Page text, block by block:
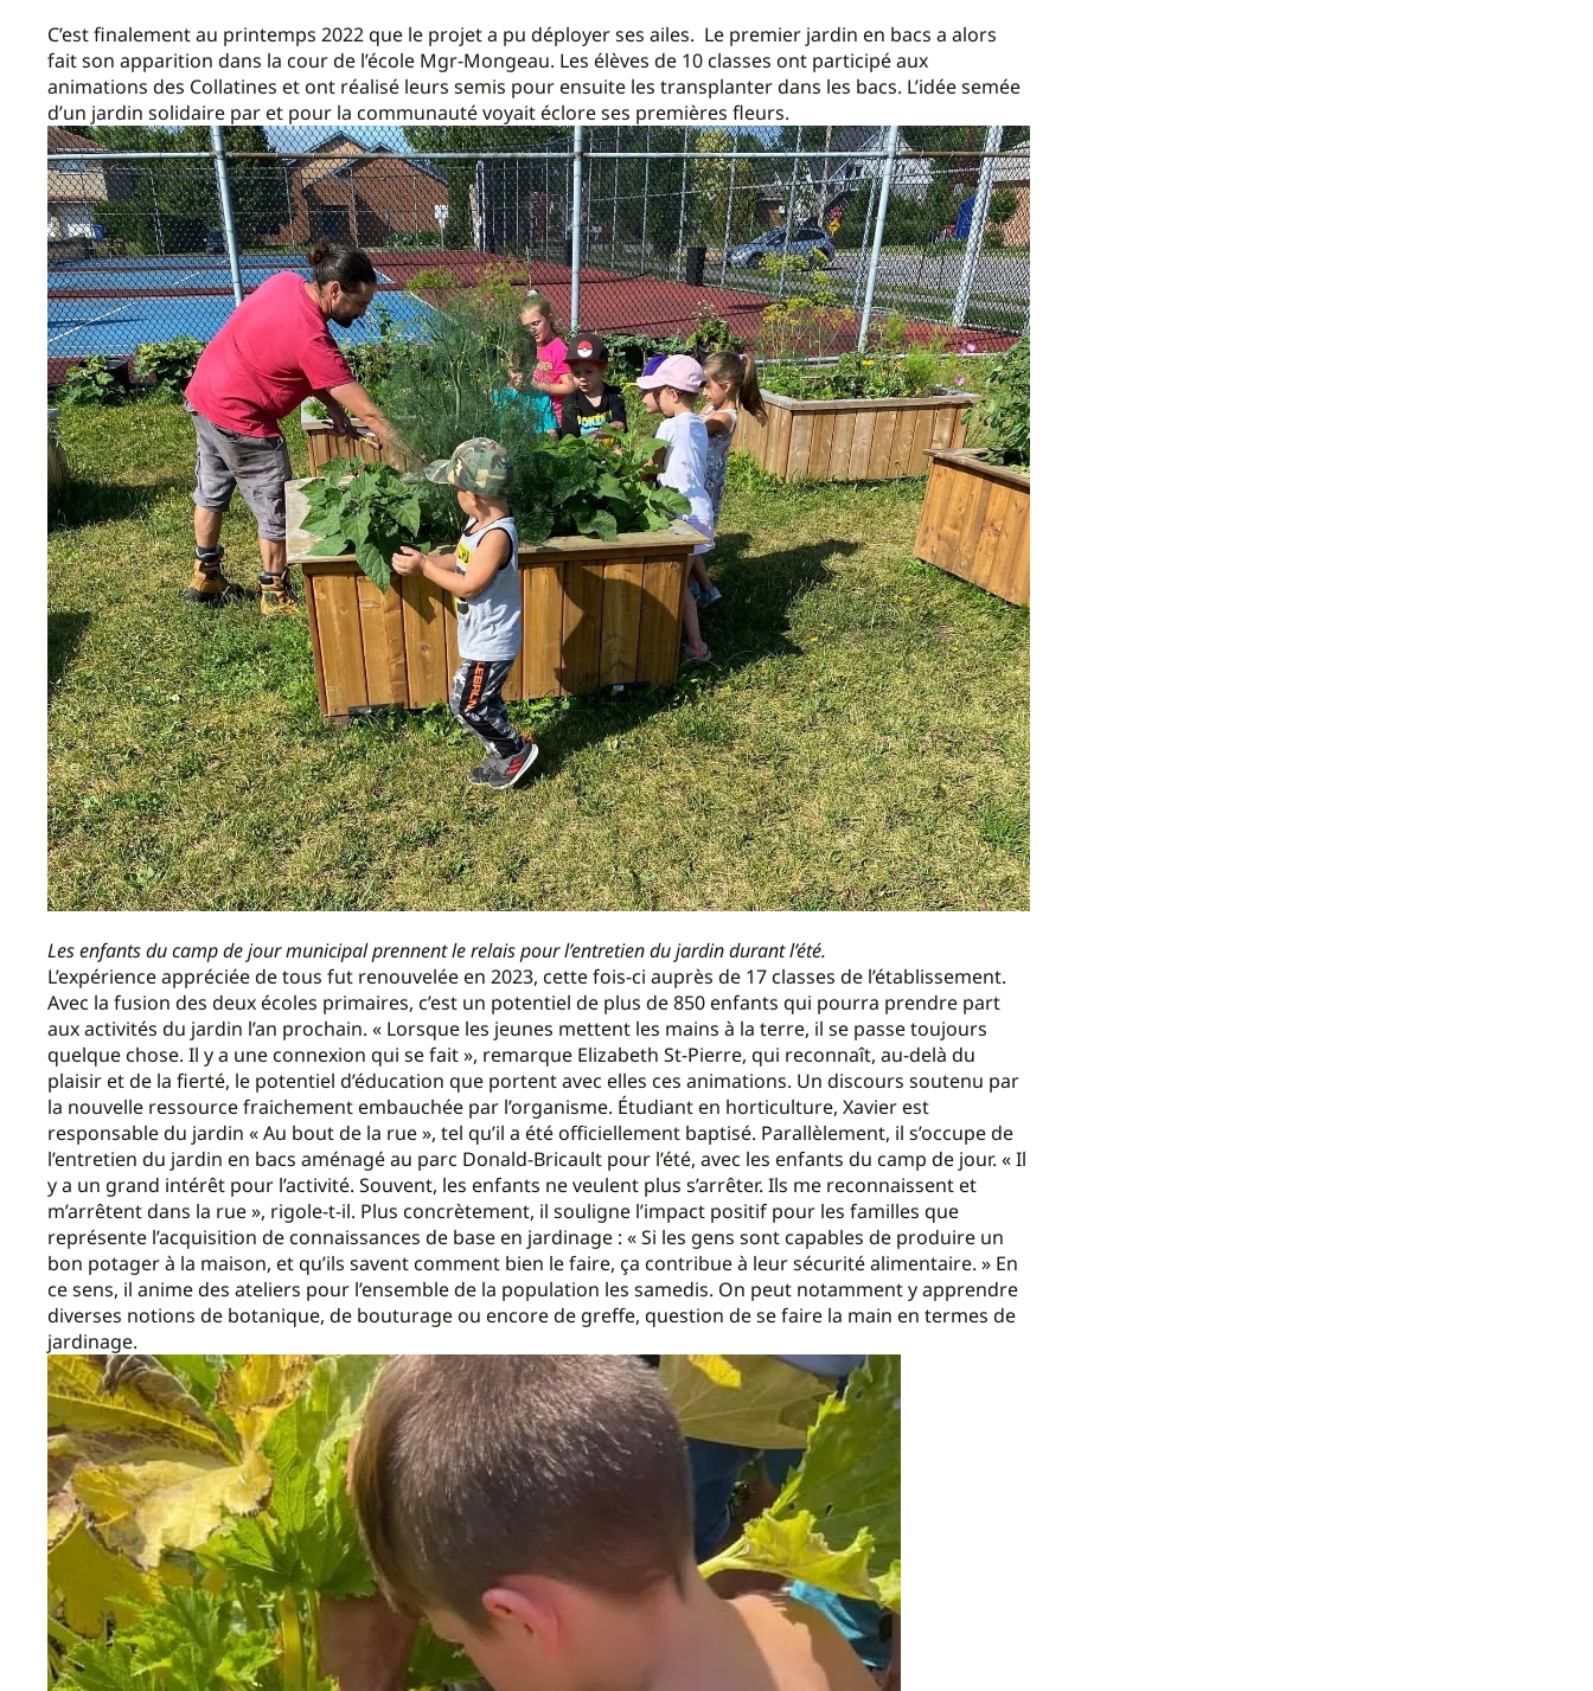
C’est finalement au printemps 2022 que le projet a pu déployer ses ailes. Le premier jardin en bacs a alors
fait son apparition dans la cour de l’école Mgr-Mongeau. Les élèves de 10 classes ont participé aux
animations des Collatines et ont réalisé leurs semis pour ensuite les transplanter dans les bacs. L’idée semée
d’un jardin solidaire par et pour la communauté voyait éclore ses premières fleurs.
Les enfants du camp de jour municipal prennent le relais pour l’entretien du jardin durant l’été.
L’expérience appréciée de tous fut renouvelée en 2023, cette fois-ci auprès de 17 classes de l’établissement.
Avec la fusion des deux écoles primaires, c’est un potentiel de plus de 850 enfants qui pourra prendre part
aux activités du jardin l’an prochain. « Lorsque les jeunes mettent les mains à la terre, il se passe toujours
quelque chose. Il y a une connexion qui se fait », remarque Elizabeth St-Pierre, qui reconnaît, au-delà du
plaisir et de la fierté, le potentiel d’éducation que portent avec elles ces animations. Un discours soutenu par
la nouvelle ressource fraichement embauchée par l’organisme. Étudiant en horticulture, Xavier est
responsable du jardin « Au bout de la rue », tel qu’il a été officiellement baptisé. Parallèlement, il s’occupe de
l’entretien du jardin en bacs aménagé au parc Donald-Bricault pour l’été, avec les enfants du camp de jour. « Il
y a un grand intérêt pour l’activité. Souvent, les enfants ne veulent plus s’arrêter. Ils me reconnaissent et
m’arrêtent dans la rue », rigole-t-il. Plus concrètement, il souligne l’impact positif pour les familles que
représente l’acquisition de connaissances de base en jardinage : « Si les gens sont capables de produire un
bon potager à la maison, et qu’ils savent comment bien le faire, ça contribue à leur sécurité alimentaire. » En
ce sens, il anime des ateliers pour l’ensemble de la population les samedis. On peut notamment y apprendre
diverses notions de botanique, de bouturage ou encore de greffe, question de se faire la main en termes de
jardinage.